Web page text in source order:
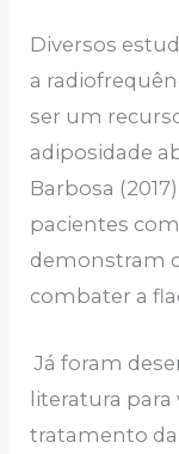
Diversos
a
ser um
adiposidade
Barbosa
pacientes
demonstram
combater a
Já foram
literatura para
tratamento